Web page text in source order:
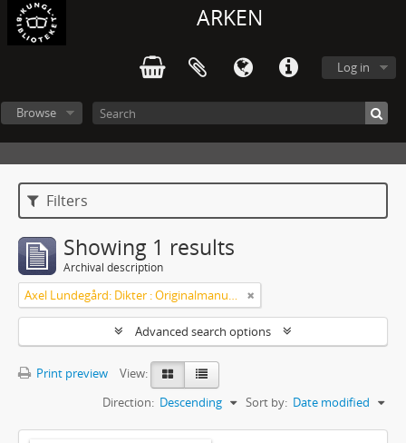
ARKEN
Log in
Browse
Filters
Showing 1 results
Archival description
Axel Lundegård: Dikter : Originalmanuskript
Advanced search options
Print preview
View:
Sort by: Date modified
Direction: Descending